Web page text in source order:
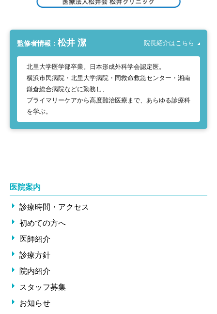
監修者情報： 松井 潔 院長紹介はこちら
北里大学医学部卒業。日本形成外科学会認定医。
横浜市民病院・北里大学病院・同救命救急センター・湘南
鎌倉総合病院などに勤務し、
プライマリーケアから高度難治医療まで、あらゆる診療科
を学ぶ。
医院案内
診療時間・アクセス
初めての方へ
医師紹介
診療方針
院内紹介
スタッフ募集
お知らせ